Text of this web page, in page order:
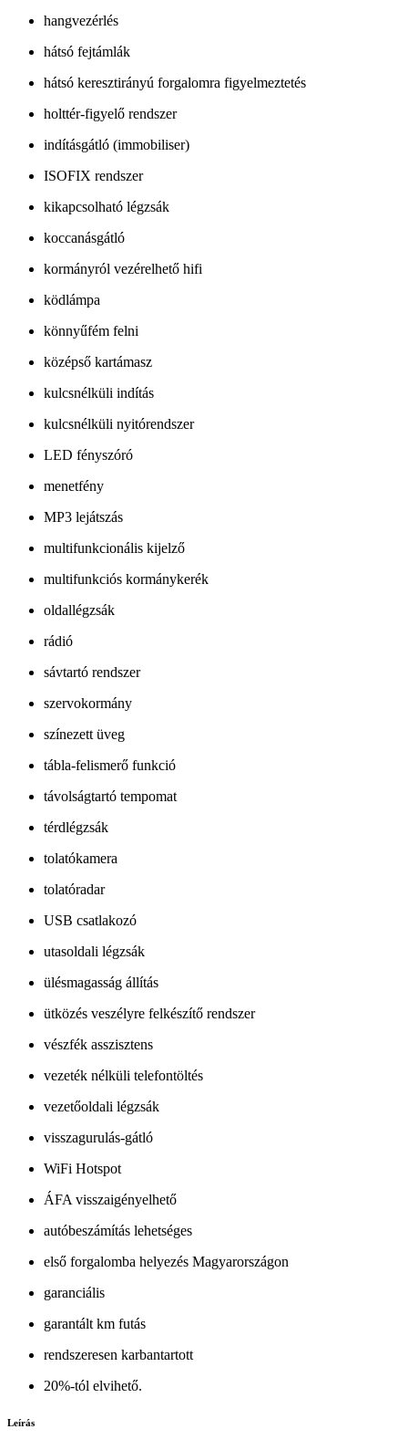
hangvezérlés
hátsó fejtámlák
hátsó keresztirányú forgalomra figyelmeztetés
holttér-figyelő rendszer
indításgátló (immobiliser)
ISOFIX rendszer
kikapcsolható légzsák
koccanásgátló
kormányról vezérelhető hifi
ködlámpa
könnyűfém felni
középső kartámasz
kulcsnélküli indítás
kulcsnélküli nyitórendszer
LED fényszóró
menetfény
MP3 lejátszás
multifunkcionális kijelző
multifunkciós kormánykerék
oldallégzsák
rádió
sávtartó rendszer
szervokormány
színezett üveg
tábla-felismerő funkció
távolságtartó tempomat
térdlégzsák
tolatókamera
tolatóradar
USB csatlakozó
utasoldali légzsák
ülésmagasság állítás
ütközés veszélyre felkészítő rendszer
vészfék asszisztens
vezeték nélküli telefontöltés
vezetőoldali légzsák
visszagurulás-gátló
WiFi Hotspot
ÁFA visszaigényelhető
autóbeszámítás lehetséges
első forgalomba helyezés Magyarországon
garanciális
garantált km futás
rendszeresen karbantartott
20%-tól elvihető.
Leírás